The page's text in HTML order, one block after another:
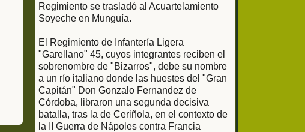
Regimiento se trasladó al Acuartelamiento
Soyeche en Munguía.
El Regimiento de Infantería Ligera
"Garellano" 45, cuyos integrantes reciben el
sobrenombre de "Bizarros", debe su nombre
a un río italiano donde las huestes del "Gran
Capitán" Don Gonzalo Fernandez de
Córdoba, libraron una segunda decisiva
batalla, tras la de Ceriñola, en el contexto de
la II Guerra de Nápoles contra Francia